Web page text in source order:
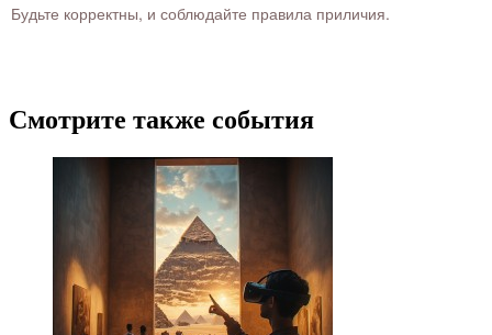
Будьте корректны, и соблюдайте правила приличия.
Смотрите также события